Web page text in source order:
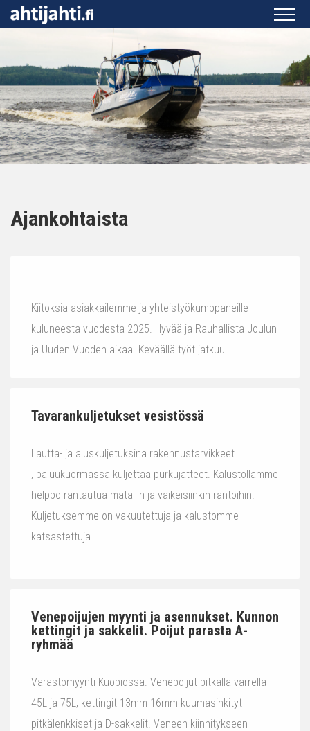
Ajankohtaista
Kiitoksia asiakkailemme ja yhteistyökumppaneille
kuluneesta vuodesta 2025. Hyvää ja Rauhallista Joulun
ja Uuden Vuoden aikaa. Keväällä työt jatkuu!
Tavarankuljetukset vesistössä
Lautta- ja aluskuljetuksina rakennustarvikkeet
, paluukuormassa kuljettaa purkujätteet. Kalustollamme
helppo rantautua mataliin ja vaikeisiinkin rantoihin.
Kuljetuksemme on vakuutettuja ja kalustomme
katsastettuja.
Venepoijujen myynti ja asennukset. Kunnon
kettingit ja sakkelit. Poijut parasta A-
ryhmää
Varastomyynti Kuopiossa. Venepoijut pitkällä varrella
45L ja 75L, kettingit 13mm-16mm kuumasinkityt
pitkälenkkiset ja D-sakkelit. Veneen kiinnitykseen